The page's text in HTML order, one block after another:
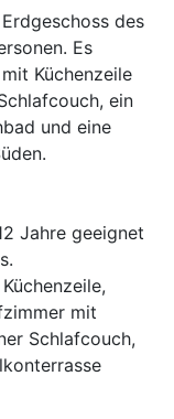
des
Es
Küchenzeile
ein
und eine
Jahre geeignet
mit
Schlafcouch,